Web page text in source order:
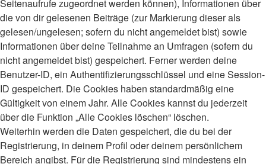
Seitenaufrufe zugeordnet werden können), Informationen über
die von dir gelesenen Beiträge (zur Markierung dieser als
gelesen/ungelesen; sofern du nicht angemeldet bist) sowie
Informationen über deine Teilnahme an Umfragen (sofern du
nicht angemeldet bist) gespeichert. Ferner werden deine
Benutzer-ID, ein Authentifizierungsschlüssel und eine Session-
ID gespeichert. Die Cookies haben standardmäßig eine
Gültigkeit von einem Jahr. Alle Cookies kannst du jederzeit
über die Funktion „Alle Cookies löschen“ löschen.
Weiterhin werden die Daten gespeichert, die du bei der
Registrierung, in deinem Profil oder deinem persönlichem
Bereich angibst. Für die Registrierung sind mindestens ein